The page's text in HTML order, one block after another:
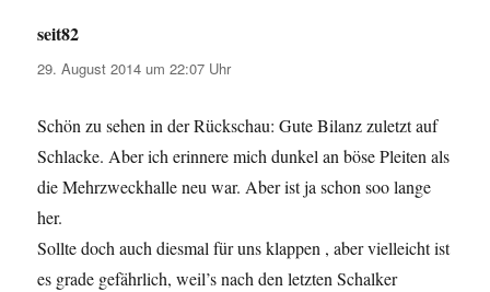
seit82
29. August 2014 um 22:07 Uhr
Schön zu sehen in der Rückschau: Gute Bilanz zuletzt auf
Schlacke. Aber ich erinnere mich dunkel an böse Pleiten als
die Mehrzweckhalle neu war. Aber ist ja schon soo lange
her.
Sollte doch auch diesmal für uns klappen , aber vielleicht ist
es grade gefährlich, weil’s nach den letzten Schalker